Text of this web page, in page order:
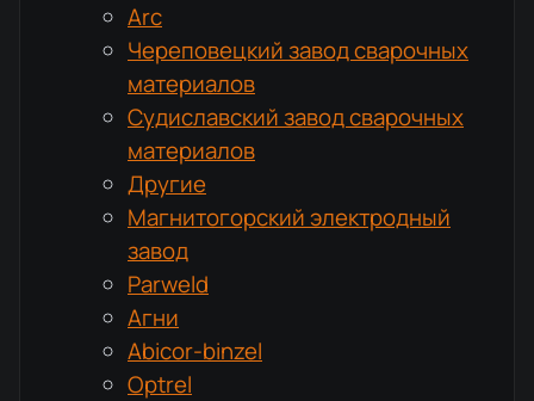
Arc
Череповецкий завод сварочных
материалов
Судиславский завод сварочных
материалов
Другие
Магнитогорский электродный
завод
Parweld
Агни
Abicor-binzel
Optrel